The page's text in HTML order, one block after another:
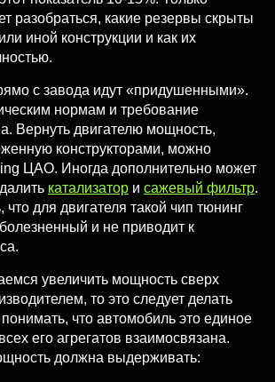
разобраться, какие резервы скрыты
иной конструкции и как их
с завода идут «придушенными».
нормам и требование
Вернуть двигателю мощность,
конструкторами, можно
ЦАО. Иногда дополнительно может
катализатор и сажевый фильтр.
для двигателя такой чип тюнинг
и не приводит к
увеличить мощность сверх
то это следует делать
что автомобиль это единое
его агрегатов взаимосвязана.
должна выдерживать: